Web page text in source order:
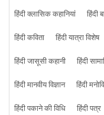
हिंदी क्लासिक कहानियां
हिंदी
हिंदी कविता
हिंदी यात्रा विशेष
हिंदी जासूसी कहानी
हिंदी
हिंदी मानवीय विज्ञान
हिंदी
हिंदी पकाने की विधि
हिंदी पत्र